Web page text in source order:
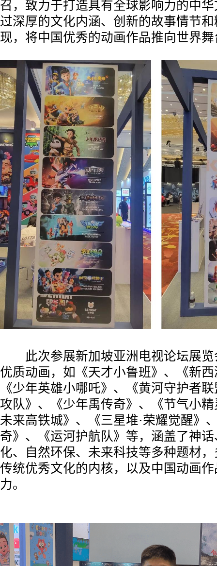
召，致力于打造具有全球影响力的中
过深厚的文化内涵、创新的故事情节
现，将中国优秀的动画作品推向世界
此次参展新加坡亚洲电视论坛展览
优质动画，如《天才小鲁班》、《新
《少年英雄小哪吒》、《黄河守护者
攻队》、《少年禹传奇》、《节气小
未来高铁城》、《三星堆·荣耀觉醒》
奇》、《运河护航队》等，涵盖了神
化、自然环保、未来科技等多种题材
传统优秀文化的内核，以及中国动画
力。